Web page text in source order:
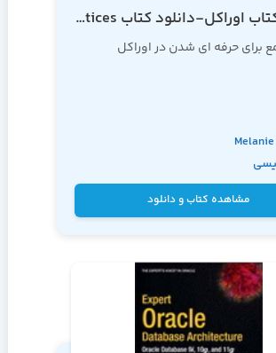
دانلود کتاب اوراکل-دانلود کتاب oracle-Expert Oracle Practices
برای حرفه ای شدن در اوراکل
نویسنده: Melanie
مشاهده کتاب و دانلود